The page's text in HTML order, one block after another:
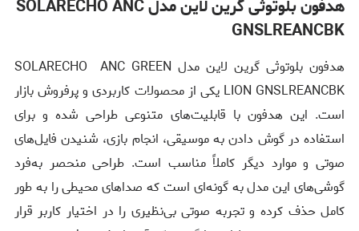
هدفون بلوتوثی گرین لاین مدل SOLARECHO ANC
GNSLREANCBK
هدفون بلوتوثی گرین لاین مدل SOLARECHO ANC GREEN
LION GNSLREANCBK یکی از محصولات کاربردی و پرفروش بازار
است. این هدفون با قابلیت‌های متنوعی طراحی شده و برای
استفاده در گوش دادن به موسیقی، انجام بازی، شنیدن فایل‌های
صوتی و موارد دیگر کاملاً مناسب است. طراحی منحصر به‌فرد
گوشی‌های این مدل به گونه‌ای است که صداهای محیطی را به طور
کامل حذف کرده و تجربه صوتی بی‌نظیری را در اختیار کاربر قرار